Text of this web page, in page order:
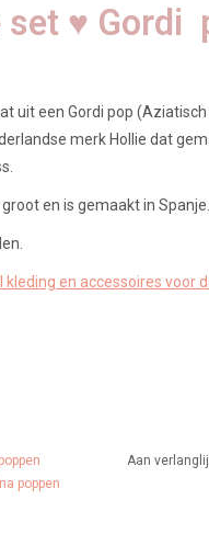
set ♥ Gordi
uit een Gordi pop
merk Hollie dat
en is gemaakt in Spanje.
kleding en accessoires voor
poppen
poppen
Aan